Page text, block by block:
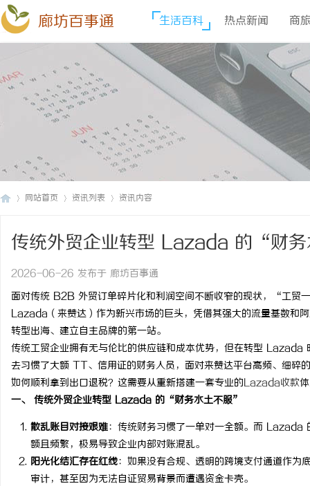
廊坊百事通 生活百科 热点新闻 商
网站首页 资讯列表 资讯内容
传统外贸企业转型 Lazada 的“财
2026-06-26 发布于 廊坊百事通
面对传统 B2B 外贸订单碎片化和利润空间不断收窄的现状，“工贸
Lazada（来赞达）作为新兴市场的巨头，凭借其强大的流量基数和
转型出海、建立自主品牌的第一站。
传统工贸企业拥有无与伦比的供应链和成本优势，但在转型
去习惯了大额 TT、信用证的财务人员，面对来赞达平台高频、细碎
如何顺利拿到出口退税？这需要从重新搭建一套专业的Lazada收款
一、 传统外贸企业转型 Lazada 的“财务水土不服”
散乱账目对接艰难：传统财务习惯了一单对一全额。而 Lazada
额且频繁，极易导致企业内部对账混乱。
阳光化结汇存在红线：如果没有合规、透明的跨境支付通道作为
审计，甚至因为无法自证贸易背景而遭遇资金卡壳。